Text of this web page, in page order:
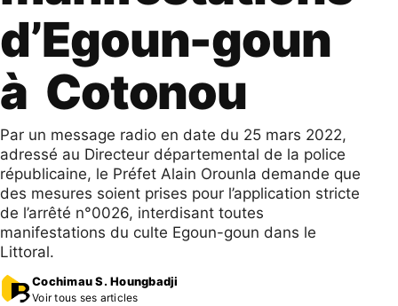
d’Egoun-goun
à Cotonou
Par un message radio en date du 25 mars 2022,
adressé au Directeur départemental de la police
républicaine, le Préfet Alain Orounla demande que
des mesures soient prises pour l’application stricte
de l’arrêté n°0026, interdisant toutes
manifestations du culte Egoun-goun dans le
Littoral.
Cochimau S. Houngbadji
Voir tous ses articles